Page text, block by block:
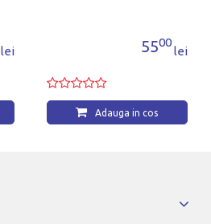
lei 5500
lei
Adauga in cos